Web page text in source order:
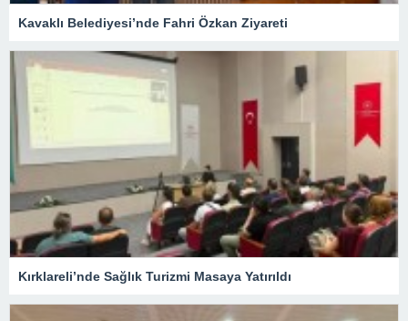
Kavaklı Belediyesi’nde Fahri Özkan Ziyareti
Kırklareli’nde Sağlık Turizmi Masaya Yatırıldı